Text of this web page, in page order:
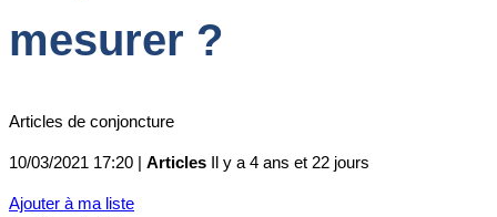
mesurer ?
Articles de conjoncture
10/03/2021 17:20 | Articles Il y a 4 ans et 22 jours
Ajouter à ma liste